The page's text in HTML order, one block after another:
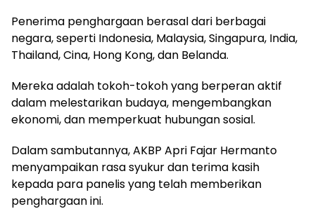
Penerima penghargaan berasal dari berbagai
negara, seperti Indonesia, Malaysia, Singapura, India,
Thailand, Cina, Hong Kong, dan Belanda.
Mereka adalah tokoh-tokoh yang berperan aktif
dalam melestarikan budaya, mengembangkan
ekonomi, dan memperkuat hubungan sosial.
Dalam sambutannya, AKBP Apri Fajar Hermanto
menyampaikan rasa syukur dan terima kasih
kepada para panelis yang telah memberikan
penghargaan ini.